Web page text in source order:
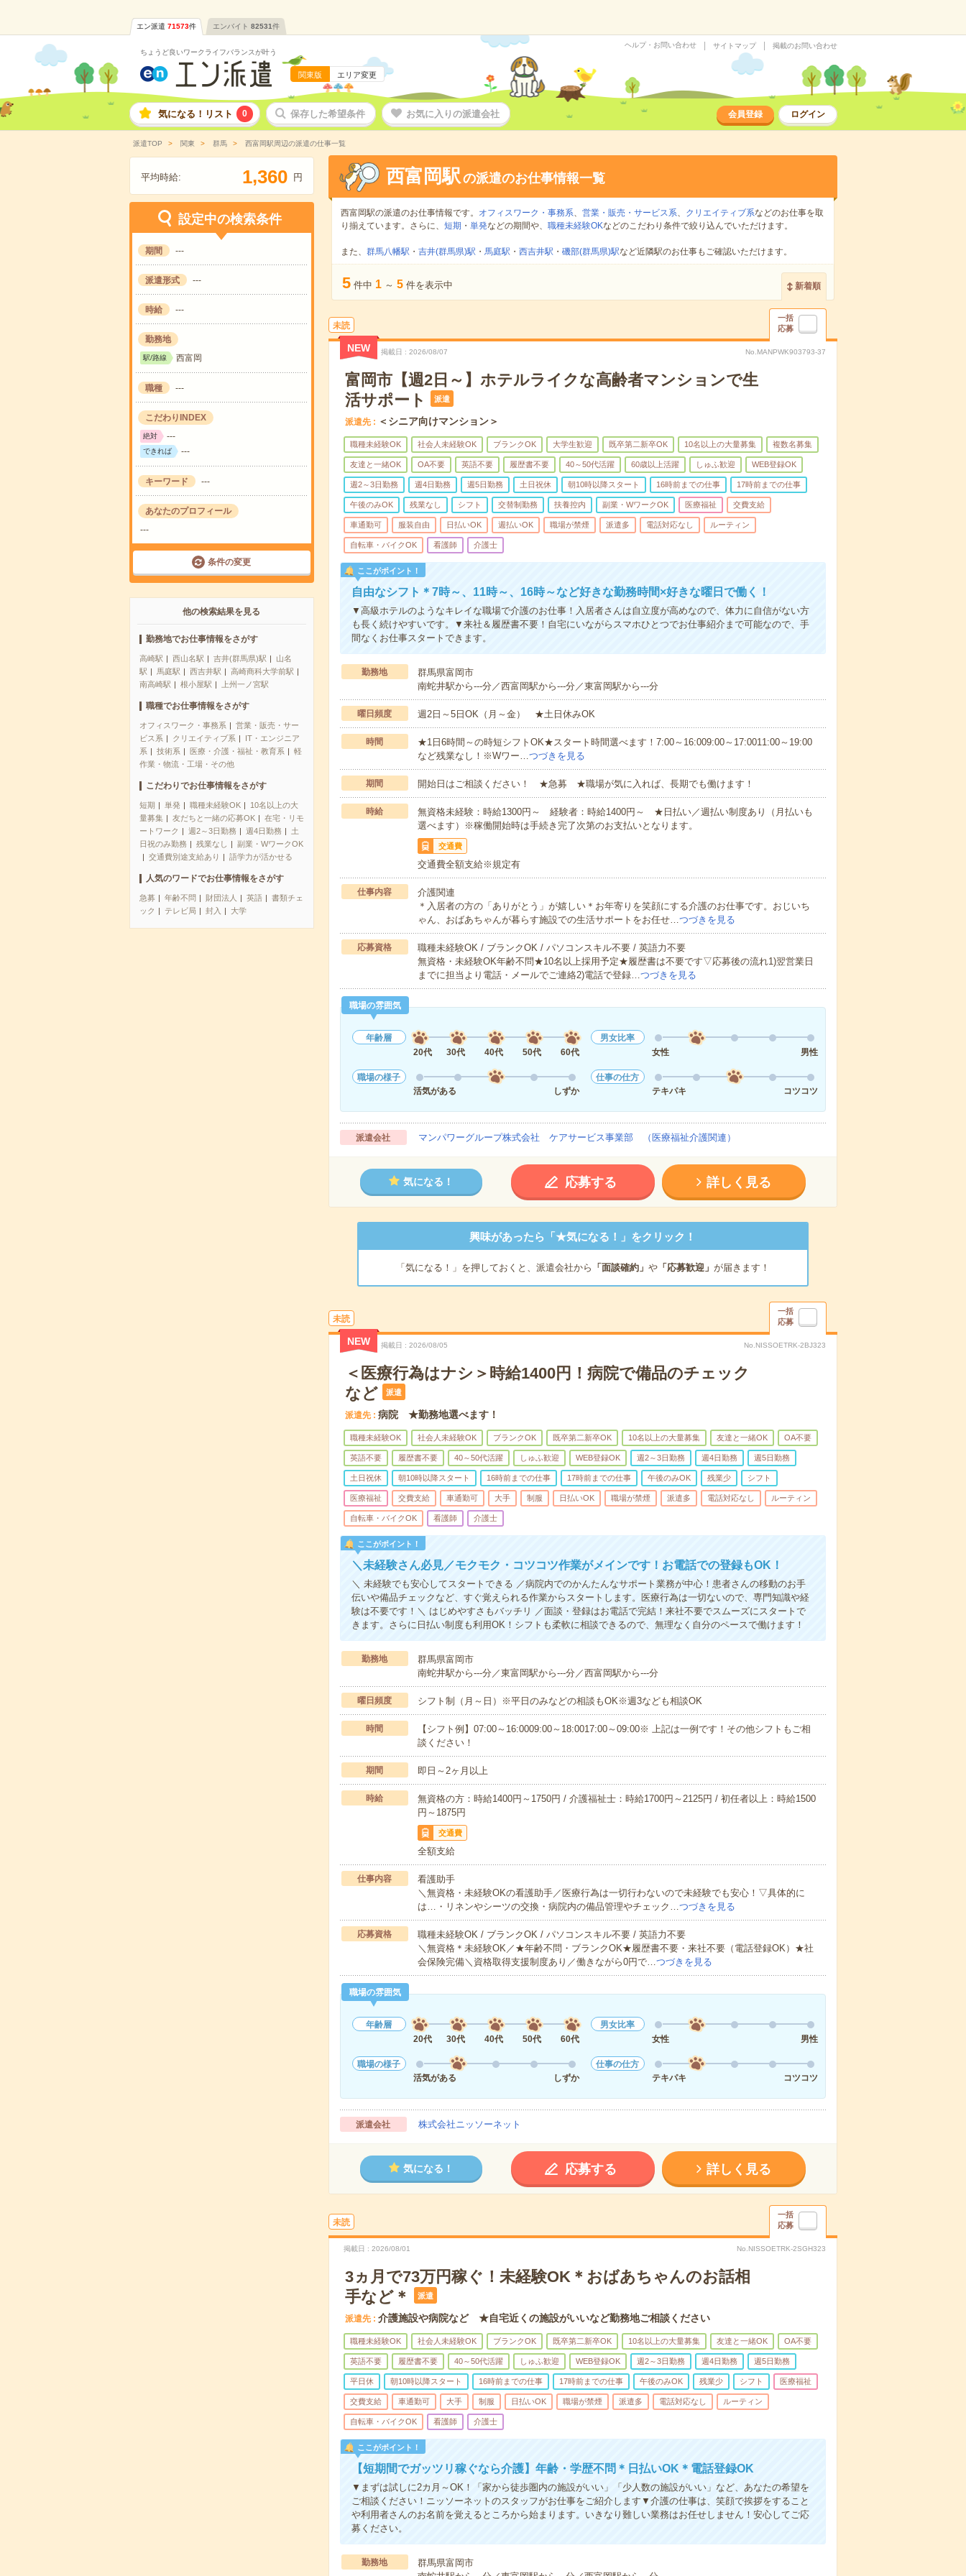
エン派遣 71573件 エンバイト 82531件
ちょうど良いワークライフバランスが叶う
関東版 エリア変更
ヘルプ・お問い合わせ サイトマップ 掲載のお問い合わせ
気になる！リスト 0 保存した希望条件 お気に入りの派遣会社 会員登録 ログイン
派遣TOP 関東 群馬 西富岡駅周辺の派遣の仕事一覧
平均時給: 1,360 円
設定中の検索条件
期間 ---
派遣形式 ---
時給 ---
勤務地
駅/路線 西富岡
職種 ---
こだわりINDEX
絶対 ---
できれば ---
キーワード ---
あなたのプロフィール
---
条件の変更
他の検索結果を見る
勤務地でお仕事情報をさがす
高崎駅 西山名駅 吉井(群馬県)駅
山名
駅
馬庭駅 西吉井駅
高崎商科大学前駅
南高崎駅
根小屋駅 上州一ノ宮駅
職種でお仕事情報をさがす
オフィスワーク・事務系
営業・販売・サー
ビス系
クリエイティブ系
IT・エンジニア
系
技術系 医療・介護・福祉・教育系
軽
作業・物流・工場・その他
こだわりでお仕事情報をさがす
短期 単発 職種未経験OK
10名以上の大
量募集
友だちと一緒の応募OK
在宅・リモ
ートワーク
週2～3日勤務 週4日勤務
土
日祝のみ勤務
残業なし
副業・WワークOK
交通費別途支給あり
語学力が活かせる
人気のワードでお仕事情報をさがす
急募 年齢不問 財団法人 英語
書類チェ
ック
テレビ局 封入 大学
西富岡駅の派遣のお仕事情報一覧
西富岡駅の派遣のお仕事情報です。 オフィスワーク・事務系、 営業・販売・サービス系、 クリエイティブ系などのお仕事を取
り揃えています。さらに、 短期 ・ 単発などの期間や、 職種未経験OKなどのこだわり条件で絞り込んでいただけます。
また、 群馬八幡駅 ・ 吉井(群馬県)駅 ・ 馬庭駅 ・ 西吉井駅 ・ 磯部(群馬県)駅など近隣駅のお仕事もご確認いただけます。
5 件中 1 ～ 5 件を表示中 新着順
未読
一括
応募
NEW 掲載日 2026/08/07 No.MANPWK903793-37
富岡市【週2日～】ホテルライクな高齢者マンションで生
活サポート
派遣
派遣先 ＜シニア向けマンション＞
職種未経験OK 社会人未経験OK ブランクOK 大学生歓迎 既卒第二新卒OK 10名以上の大量募集 複数名募集
友達と一緒OK OA不要 英語不要 履歴書不要 40～50代活躍 60歳以上活躍 しゅふ歓迎 WEB登録OK
週2～3日勤務 週4日勤務 週5日勤務 土日祝休 朝10時以降スタート 16時前までの仕事 17時前までの仕事
午後のみOK 残業なし シフト 交替制勤務 扶養控内 副業・WワークOK 医療福祉 交費支給
車通勤可 服装自由 日払いOK 週払いOK 職場が禁煙 派遣多 電話対応なし ルーティン
自転車・バイクOK 看護師 介護士
ここがポイント！
自由なシフト＊7時～、11時～、16時～など好きな勤務時間×好きな曜日で働く！
▼高級ホテルのようなキレイな職場で介護のお仕事！入居者さんは自立度が高めなので、体力に自信がない方
も長く続けやすいです。▼来社＆履歴書不要！自宅にいながらスマホひとつでお仕事紹介まで可能なので、手
間なくお仕事スタートできます。
勤務地
群馬県富岡市
南蛇井駅から---分／西富岡駅から---分／東富岡駅から---分
曜日頻度 週2日～5日OK（月～金） ★土日休みOK
時間
★1日6時間～の時短シフトOK★スタート時間選べます！7:00～16:009:00～17:0011:00～19:00
など残業なし！※Wワー…つづきを見る
期間 開始日はご相談ください！ ★急募 ★職場が気に入れば、長期でも働けます！
時給
無資格未経験：時給1300円～ 経験者：時給1400円～ ★日払い／週払い制度あり（月払いも
選べます）※稼働開始時は手続き完了次第のお支払いとなります。
交通費
交通費全額支給※規定有
仕事内容
介護関連
＊入居者の方の「ありがとう」が嬉しい＊お年寄りを笑顔にする介護のお仕事です。おじいち
ゃん、おばあちゃんが暮らす施設での生活サポートをお任せ…つづきを見る
応募資格
職種未経験OK / ブランクOK / パソコンスキル不要 / 英語力不要
無資格・未経験OK年齢不問★10名以上採用予定★履歴書は不要です▽応募後の流れ1)翌営業日
までに担当より電話・メールでご連絡2)電話で登録…つづきを見る
職場の雰囲気
年齢層
20代
30代 40代 50代 60代
男女比率
女性
男性
職場の様子
活気がある
しずか
仕事の仕方
テキパキ
コツコツ
派遣会社 マンパワーグループ株式会社 ケアサービス事業部 （医療福祉介護関連）
気になる！ 応募する 詳しく見る
興味があったら「★気になる！」をクリック！
「気になる！」を押しておくと、派遣会社から 「面談確約」 や「応募歓迎」 が届きます！
未読
一括
応募
NEW 掲載日 2026/08/05 No.NISSOETRK-2BJ323
＜医療行為はナシ＞時給1400円！病院で備品のチェック
など
派遣
派遣先 病院 ★勤務地選べます！
職種未経験OK 社会人未経験OK ブランクOK 既卒第二新卒OK 10名以上の大量募集 友達と一緒OK OA不要
英語不要 履歴書不要 40～50代活躍 しゅふ歓迎 WEB登録OK 週2～3日勤務 週4日勤務 週5日勤務
土日祝休 朝10時以降スタート 16時前までの仕事 17時前までの仕事 午後のみOK 残業少 シフト
医療福祉 交費支給 車通勤可 大手 制服 日払いOK 職場が禁煙 派遣多 電話対応なし ルーティン
自転車・バイクOK 看護師 介護士
ここがポイント！
＼未経験さん必見／モクモク・コツコツ作業がメインです！お電話での登録もOK！
＼ 未経験でも安心してスタートできる ／病院内でのかんたんなサポート業務が中心！患者さんの移動のお手
伝いや備品チェックなど、すぐ覚えられる作業からスタートします。医療行為は一切ないので、専門知識や経
験は不要です！＼ はじめやすさもバッチリ ／面談・登録はお電話で完結！来社不要でスムーズにスタートで
きます。さらに日払い制度も利用OK！シフトも柔軟に相談できるので、無理なく自分のペースで働けます！
勤務地
群馬県富岡市
南蛇井駅から---分／東富岡駅から---分／西富岡駅から---分
曜日頻度 シフト制（月～日）※平日のみなどの相談もOK※週3なども相談OK
時間
【シフト例】07:00～16:0009:00～18:0017:00～09:00※ 上記は一例です！その他シフトもご相
談ください！
期間 即日～2ヶ月以上
時給
無資格の方：時給1400円～1750円 / 介護福祉士：時給1700円～2125円 / 初任者以上：時給1500
円～1875円
交通費
全額支給
仕事内容
看護助手
＼無資格・未経験OKの看護助手／医療行為は一切行わないので未経験でも安心！▽具体的に
は…・リネンやシーツの交換・病院内の備品管理やチェック…つづきを見る
応募資格
職種未経験OK / ブランクOK / パソコンスキル不要 / 英語力不要
＼無資格＊未経験OK／★年齢不問・ブランクOK★履歴書不要・来社不要（電話登録OK）★社
会保険完備＼資格取得支援制度あり／働きながら0円で…つづきを見る
職場の雰囲気
年齢層
20代
30代 40代 50代 60代
男女比率
女性
男性
職場の様子
活気がある
しずか
仕事の仕方
テキパキ
コツコツ
派遣会社 株式会社ニッソーネット
気になる！ 応募する 詳しく見る
未読
一括
応募
掲載日 2026/08/01 No.NISSOETRK-2SGH323
3ヵ月で73万円稼ぐ！未経験OK＊おばあちゃんのお話相
手など＊
派遣
派遣先 介護施設や病院など ★自宅近くの施設がいいなど勤務地ご相談ください
職種未経験OK 社会人未経験OK ブランクOK 既卒第二新卒OK 10名以上の大量募集 友達と一緒OK OA不要
英語不要 履歴書不要 40～50代活躍 しゅふ歓迎 WEB登録OK 週2～3日勤務 週4日勤務 週5日勤務
平日休 朝10時以降スタート 16時前までの仕事 17時前までの仕事 午後のみOK 残業少 シフト 医療福祉
交費支給 車通勤可 大手 制服 日払いOK 職場が禁煙 派遣多 電話対応なし ルーティン
自転車・バイクOK 看護師 介護士
ここがポイント！
【短期間でガッツリ稼ぐなら介護】年齢・学歴不問＊日払いOK＊電話登録OK
▼まずは試しに2カ月～OK！「家から徒歩圏内の施設がいい」「少人数の施設がいい」など、あなたの希望を
ご相談ください！ニッソーネットのスタッフがお仕事をご紹介します▼介護の仕事は、笑顔で挨拶をすること
や利用者さんのお名前を覚えるところから始まります。いきなり難しい業務はお任せしません！安心してご応
募ください。
勤務地
群馬県富岡市